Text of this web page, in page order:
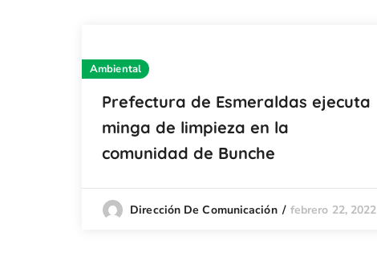
Ambiental
Prefectura de Esmeraldas ejecuta
minga de limpieza en la
comunidad de Bunche
Dirección De Comunicación febrero 22, 2022